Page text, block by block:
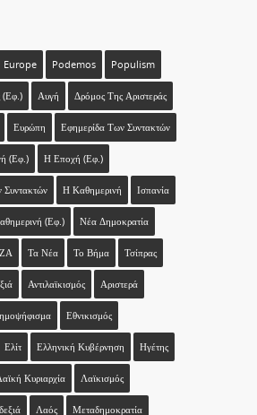
Europe Podemos Populism
(εφ.) Αυγή Δρόμος Της Αριστεράς
Ευρώπη Εφημερίδα Των Συντακτών
(εφ.) Η Εποχή (εφ.)
Η Καθημερινή Ισπανία
(εφ.) Νέα Δημοκρατία
Τα Νέα Το Βήμα Τσίπρας
Αντιλαϊκισμός Αριστερά
Εθνικισμός
Ελίτ Ελληνική Κυβέρνηση Ηγέτης
Κυριαρχία Λαϊκισμός
Λαός Μεταδημοκρατία